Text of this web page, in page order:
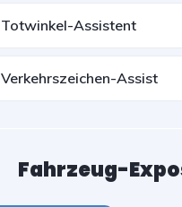
Totwinkel-Assistent
Verkehrszeichen-Assist
Fahrzeug-